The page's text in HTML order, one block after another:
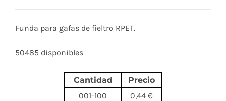
Funda para gafas de fieltro RPET.
50485 disponibles
Cantidad
Precio
001-100
0,44 €